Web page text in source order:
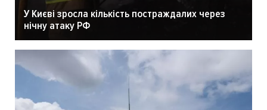
У Києві зросла кількість постраждалих через
нічну атаку РФ